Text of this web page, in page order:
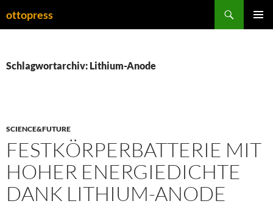
Inhalt
ottopress
Schlagwortarchiv: Lithium-Anode
SCIENCE&FUTURE
FESTKÖRPERBATTERIE MIT
HOHER ENERGIEDICHTE
DANK LITHIUM-ANODE